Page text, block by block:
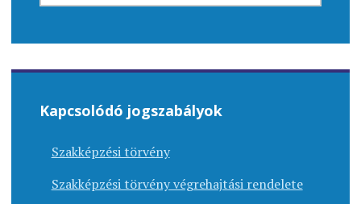
Kapcsolódó jogszabályok
Szakképzési törvény
Szakképzési törvény végrehajtási rendelete